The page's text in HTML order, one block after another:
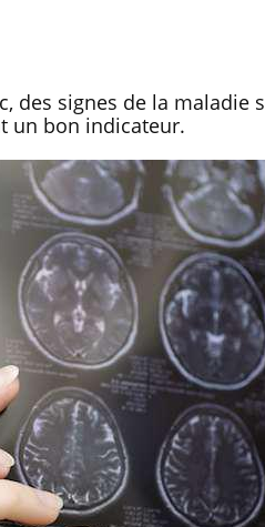
des signes de la maladie
un bon indicateur.
Les crises d’angoisse
peuvent-elles survenir
sans raison apparente ?
Fatigue en vacances :
normal ou signe d’une
maladie ?